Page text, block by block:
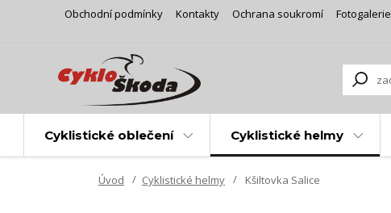
Obchodní podmínky Kontakty Ochrana soukromí Fotogalerie
Cyklistické oblečení Cyklistické helmy
Úvod Cyklistické helmy Kšiltovka Salice